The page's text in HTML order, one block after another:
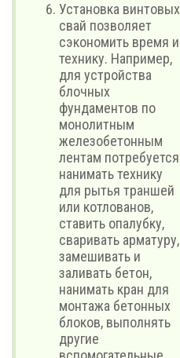
Установка винтовых
свай позволяет
сэкономить время и
технику. Например,
для устройства
блочных
фундаментов по
монолитным
железобетонным
лентам потребуется
нанимать технику
для рытья траншей
или котлованов,
ставить опалубку,
сваривать арматуру,
замешивать и
заливать бетон,
нанимать кран для
монтажа бетонных
блоков, выполнять
другие